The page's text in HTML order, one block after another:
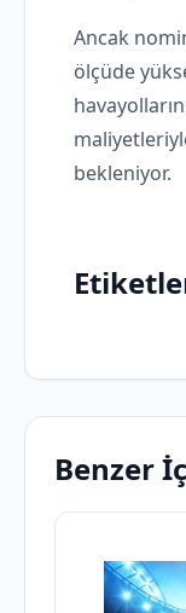
Ancak
ölçüde
bekleniyor.
Benzer